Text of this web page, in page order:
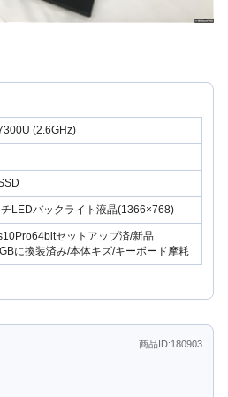
(2.6GHz)
LEDバックライト液晶(1366×768)
セットアップ済/新品
に換装済み/本体キズ/キーボード摩耗
商品ID:180903